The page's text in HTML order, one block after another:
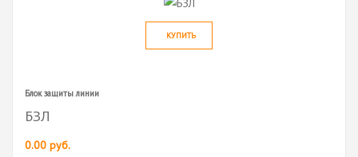
КУПИТЬ
Блок защиты линии
БЗЛ
0.00 руб.